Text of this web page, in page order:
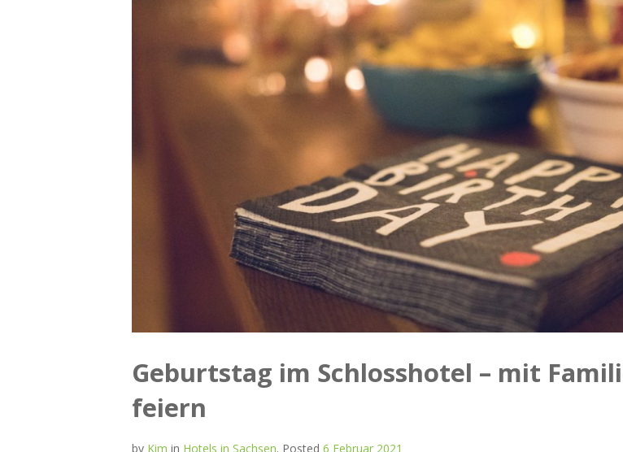
Geburtstag im Schlosshotel – mit
feiern
by Kim in Hotels in Sachsen. Posted 6 Februar 2021